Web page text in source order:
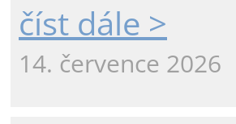
číst dále >
14. července 2026